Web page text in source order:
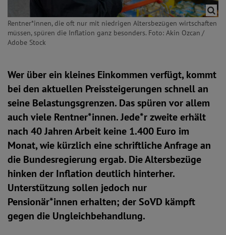
Rentner*innen, die oft nur mit niedrigen Altersbezügen wirtschaften
müssen, spüren die Inflation ganz besonders. Foto: Akin Ozcan /
Adobe Stock
Wer über ein kleines Einkommen verfügt, kommt
bei den aktuellen Preissteigerungen schnell an
seine Belastungsgrenzen. Das spüren vor allem
auch viele Rentner*innen. Jede*r zweite erhält
nach 40 Jahren Arbeit keine 1.400 Euro im
Monat, wie kürzlich eine schriftliche Anfrage an
die Bundesregierung ergab. Die Altersbezüge
hinken der Inflation deutlich hinterher.
Unterstützung sollen jedoch nur
Pensionär*innen erhalten; der SoVD kämpft
gegen die Ungleichbehandlung.